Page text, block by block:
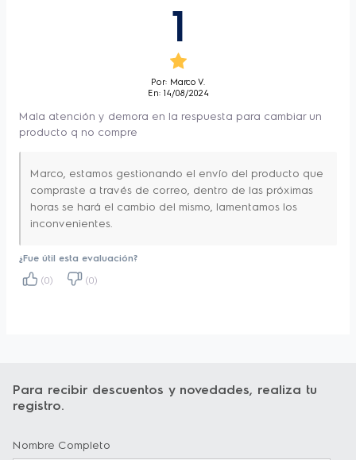
1
Por: Marco V.
En: 14/08/2024
Mala atención y demora en la respuesta para cambiar un
producto q no compre
Marco, estamos gestionando el envío del producto que
compraste a través de correo, dentro de las próximas
horas se hará el cambio del mismo, lamentamos los
inconvenientes.
¿Fue útil esta evaluación?
(0)
(0)
Para recibir descuentos y novedades, realiza tu
registro.
Nombre Completo